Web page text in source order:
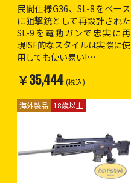
民間仕様G36、SL-8をベース
に狙撃銃として再設計された
SL-9を電動ガンで忠実に再
現!SF的なスタイルは実際に使
用しても使い易い!
全長 : 980mm / 1,030mm
マガジン装弾数 : 20発(G36と
バッテリーはハンドガード内
へ収納。
アウターバレルはストレート
￥35,444 (税込)
海外製品 18歳以上